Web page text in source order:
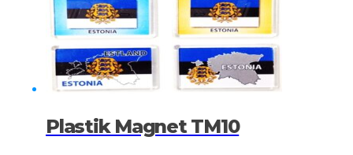
Plastik Magnet TM10